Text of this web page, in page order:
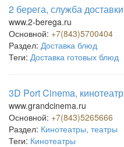
2 берега, служба доставки
www.2-berega.ru
Основной: +7(843)5700404
Раздел: Доставка блюд
Теги: Доставка готовых блюд
3D Port Cinema, кинотеатр
www.grandcinema.ru
Основной: +7(843)5265666
Раздел: Кинотеатры, театры
Теги: Кинотеатры